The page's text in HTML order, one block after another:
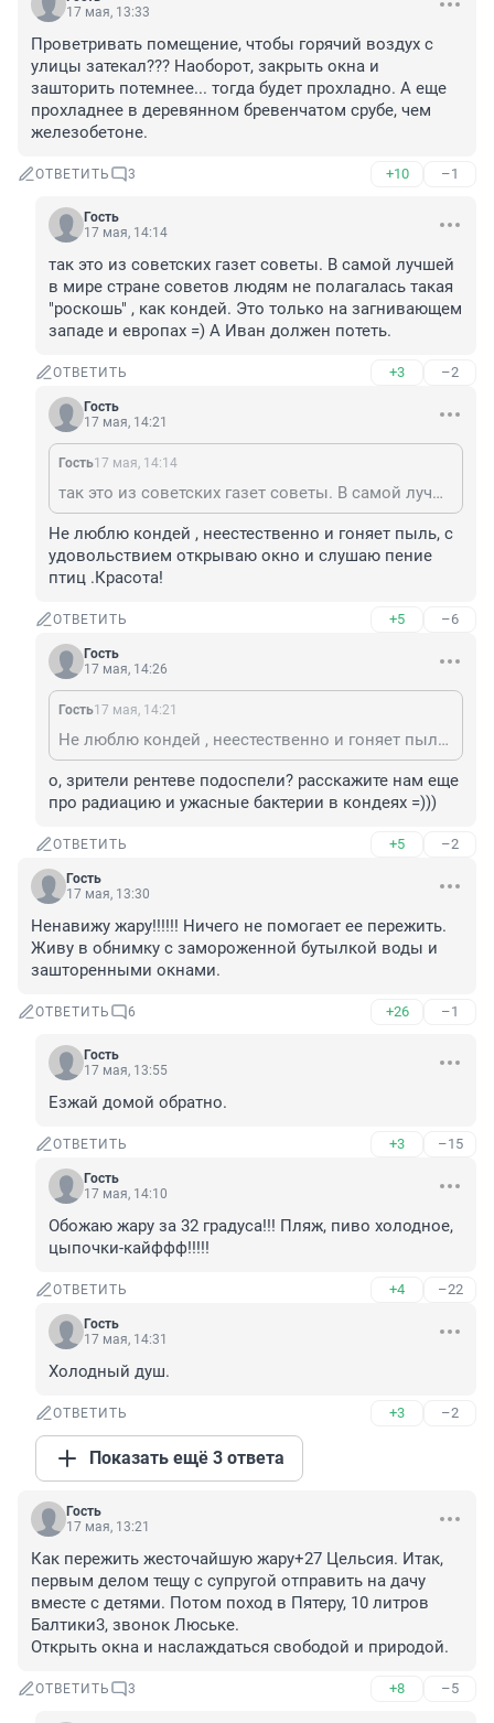
17 мая, 13:33
Проветривать помещение, чтобы горячий воздух с
улицы затекал??? Наоборот, закрыть окна и
зашторить потемнее... тогда будет прохладно. А еще
прохладнее в деревянном бревенчатом срубе, чем
железобетоне.
ОТВЕТИТЬ 3 +10 –1
Гость
17 мая, 14:14
так это из советских газет советы. В самой лучшей
в мире стране советов людям не полагалась такая
"роскошь" , как кондей. Это только на загнивающем
западе и европах =) А Иван должен потеть.
ОТВЕТИТЬ +3 –2
Гость
17 мая, 14:21
Гость17 мая, 14:14
так это из советских газет советы. В самой лучшей в мире стране советов людям не полагалась такая "роскошь" , как кондей. Это только на загнивающем западе и европах =) А Иван должен потеть.
Не люблю кондей , неестественно и гоняет пыль, с
удовольствием открываю окно и слушаю пение
птиц .Красота!
ОТВЕТИТЬ +5 –6
Гость
17 мая, 14:26
Гость17 мая, 14:21
Не люблю кондей , неестественно и гоняет пыль, с удовольствием открываю окно и слушаю пение птиц .Красота!
о, зрители рентеве подоспели? расскажите нам еще
про радиацию и ужасные бактерии в кондеях =)))
ОТВЕТИТЬ +5 –2
Гость
17 мая, 13:30
Ненавижу жару!!!!!! Ничего не помогает ее пережить.
Живу в обнимку с замороженной бутылкой воды и
зашторенными окнами.
ОТВЕТИТЬ 6 +26 –1
Гость
17 мая, 13:55
Езжай домой обратно.
ОТВЕТИТЬ +3 –15
Гость
17 мая, 14:10
Обожаю жару за 32 градуса!!! Пляж, пиво холодное,
цыпочки-кайффф!!!!!
ОТВЕТИТЬ +4 –22
Гость
17 мая, 14:31
Холодный душ.
ОТВЕТИТЬ +3 –2
Показать ещё 3 ответа
Гость
17 мая, 13:21
Как пережить жесточайшую жару+27 Цельсия. Итак,
первым делом тещу с супругой отправить на дачу
вместе с детями. Потом поход в Пятеру, 10 литров
Балтики3, звонок Люське.
Открыть окна и наслаждаться свободой и природой.
ОТВЕТИТЬ 3 +8 –5